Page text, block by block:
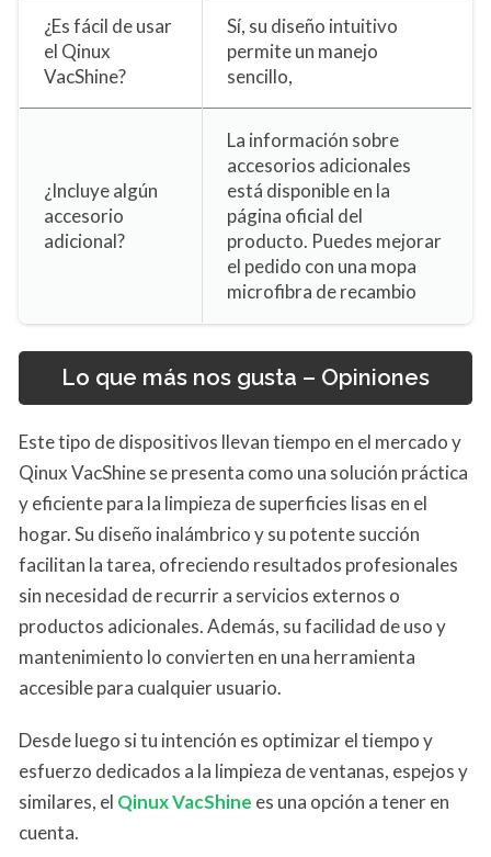
¿Es fácil de usar
el Qinux
VacShine?
Sí, su diseño intuitivo
permite un manejo
sencillo,
¿Incluye algún
accesorio
adicional?
La información sobre
accesorios adicionales
está disponible en la
página oficial del
producto. Puedes mejorar
el pedido con una mopa
microfibra de recambio
Lo que más nos gusta – Opiniones
Este tipo de dispositivos llevan tiempo en el mercado y
Qinux VacShine se presenta como una solución práctica
y eficiente para la limpieza de superficies lisas en el
hogar. Su diseño inalámbrico y su potente succión
facilitan la tarea, ofreciendo resultados profesionales
sin necesidad de recurrir a servicios externos o
productos adicionales. Además, su facilidad de uso y
mantenimiento lo convierten en una herramienta
accesible para cualquier usuario.
Desde luego si tu intención es optimizar el tiempo y
esfuerzo dedicados a la limpieza de ventanas, espejos y
similares, el Qinux VacShine es una opción a tener en
cuenta.